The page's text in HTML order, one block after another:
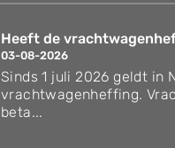
Heeft de
03-08-2026
Sinds 1 juli 2026 geldt in
vrachtwagenheffing.
beta...